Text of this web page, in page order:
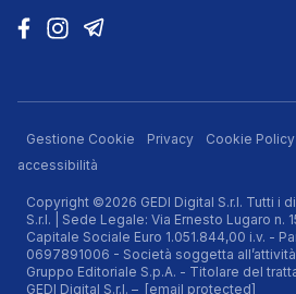
Gestione Cookie Privacy Cookie Policy
accessibilità
Copyright ©2026 GEDI Digital S.r.l. Tutti i
S.r.l. | Sede Legale: Via Ernesto Lugaro n.
Capitale Sociale Euro 1.051.844,00 i.v. -
0697891006 - Società soggetta
Gruppo Editoriale S.p.A. - Titolare del
GEDI Digital S.r.l. – [email protected]